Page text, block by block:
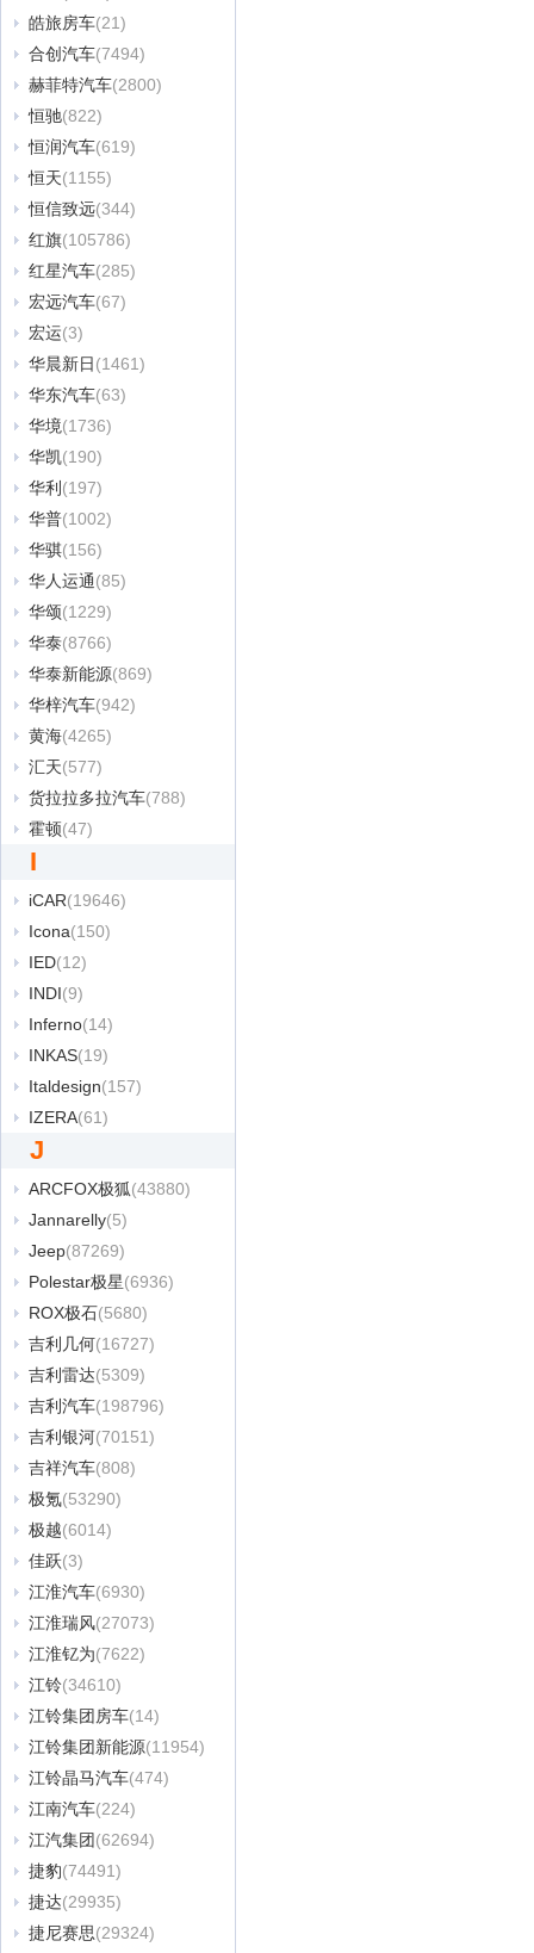
皓旅房车(21)
合创汽车(7494)
赫菲特汽车(2800)
恒驰(822)
恒润汽车(619)
恒天(1155)
恒信致远(344)
红旗(105786)
红星汽车(285)
宏远汽车(67)
宏运(3)
华晨新日(1461)
华东汽车(63)
华境(1736)
华凯(190)
华利 (197)
华普(1002)
华骐(156)
华人运通(85)
华颂(1229)
华泰(8766)
华泰新能源(869)
华梓汽车(942)
黄海(4265)
汇天(577)
货拉拉多拉汽车(788)
霍顿(47)
I
iCAR(19646)
Icona(150)
IED(12)
INDI(9)
Inferno(14)
INKAS(19)
Italdesign(157)
IZERA(61)
J
ARCFOX极狐(43880)
Jannarelly(5)
Jeep(87269)
Polestar极星(6936)
ROX极石(5680)
吉利几何(16727)
吉利雷达(5309)
吉利汽车(198796)
吉利银河(70151)
吉祥汽车(808)
极氪(53290)
极越(6014)
佳跃(3)
江淮汽车(6930)
江淮瑞风(27073)
江淮钇为(7622)
江铃(34610)
江铃集团房车(14)
江铃集团新能源(11954)
江铃晶马汽车(474)
江南汽车(224)
江汽集团(62694)
捷豹(74491)
捷达(29935)
捷尼赛思(29324)